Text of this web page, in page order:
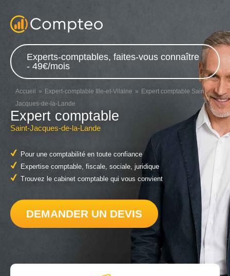
Experts-comptables, faites-vous connaître
- 49€/mois
Accueil Expert-comptable Ille-et-Vilaine
Expert comptable Saint-
Jacques-de-la-Lande
Expert comptable
Saint-Jacques-de-la-Lande
Pour une comptabilité en toute confiance
Expertise comptable, fiscale, sociale, juridique
Trouvez le cabinet comptable qui vous convient
DEMANDER UN DEVIS